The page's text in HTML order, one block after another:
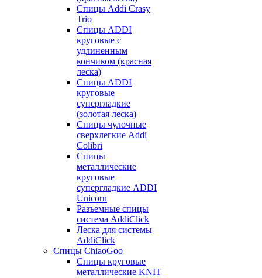
Спицы Addi Crasy
Trio
Спицы ADDI
круговые с
удлиненным
кончиком (красная
леска)
Спицы ADDI
круговые
супергладкие
(золотая леска)
Спицы чулочные
сверхлегкие Addi
Colibri
Спицы
металлические
круговые
супергладкие ADDI
Unicorn
Разъемные спицы
система AddiClick
Леска для системы
AddiClick
Спицы ChiaoGoo
Спицы круговые
металлические KNIT